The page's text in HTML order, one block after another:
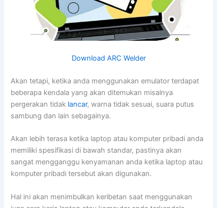
Download ARC Welder
Akan tetapi, ketika anda menggunakan emulator terdapat
beberapa kendala yang akan ditemukan misalnya
pergerakan tidak lancar, warna tidak sesuai, suara putus
sambung dan lain sebagainya.
Akan lebih terasa ketika laptop atau komputer pribadi anda
memiliki spesifikasi di bawah standar, pastinya akan
sangat mengganggu kenyamanan anda ketika laptop atau
komputer pribadi tersebut akan digunakan.
Hal ini akan menimbulkan keribetan saat menggunakan